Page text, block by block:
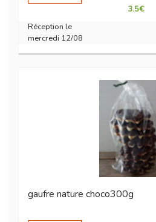
3.5€
Réception le
mercredi 12/08
gaufre nature choco300g